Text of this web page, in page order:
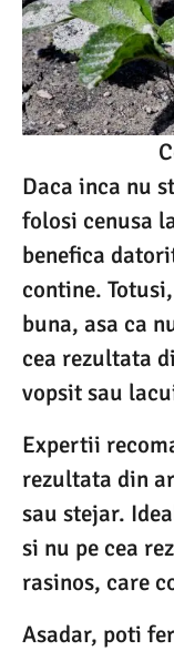
Daca inca nu
folosi cenusa
benefica
contine.
buna, asa ca
cea rezultata
vopsit sau
Expertii
rezultata din
sau stejar.
si nu pe cea
rasinos, care
Asadar, poti